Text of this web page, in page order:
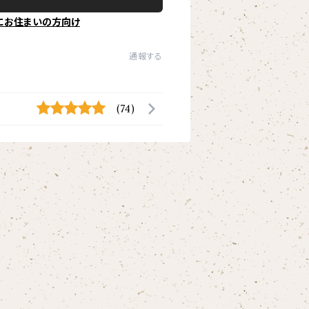
お住まいの方向け
通報する
(74)